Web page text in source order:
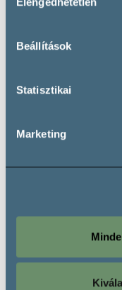
kiválasztása
Beállítások
Statisztikai
Marketing
Ismerj meg